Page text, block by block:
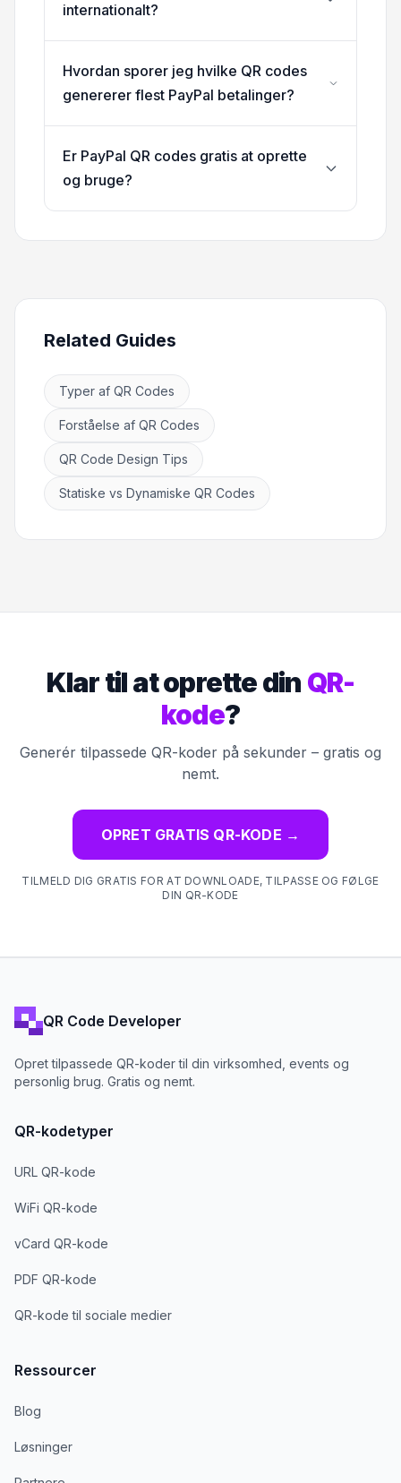
internationalt?
Hvordan sporer jeg hvilke QR codes
genererer flest PayPal betalinger?
Er PayPal QR codes gratis at oprette
og bruge?
Related Guides
Typer af QR Codes
Forståelse af QR Codes
QR Code Design Tips
Statiske vs Dynamiske QR Codes
Klar til at oprette din QR-
kode?
Generér tilpassede QR-koder på sekunder – gratis og
nemt.
OPRET GRATIS QR-KODE →
TILMELD DIG GRATIS FOR AT DOWNLOADE, TILPASSE OG FØLGE
DIN QR-KODE
QR Code Developer
Opret tilpassede QR-koder til din virksomhed, events og
personlig brug. Gratis og nemt.
QR-kodetyper
URL QR-kode
WiFi QR-kode
vCard QR-kode
PDF QR-kode
QR-kode til sociale medier
Ressourcer
Blog
Løsninger